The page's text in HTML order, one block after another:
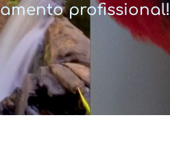
profissional!